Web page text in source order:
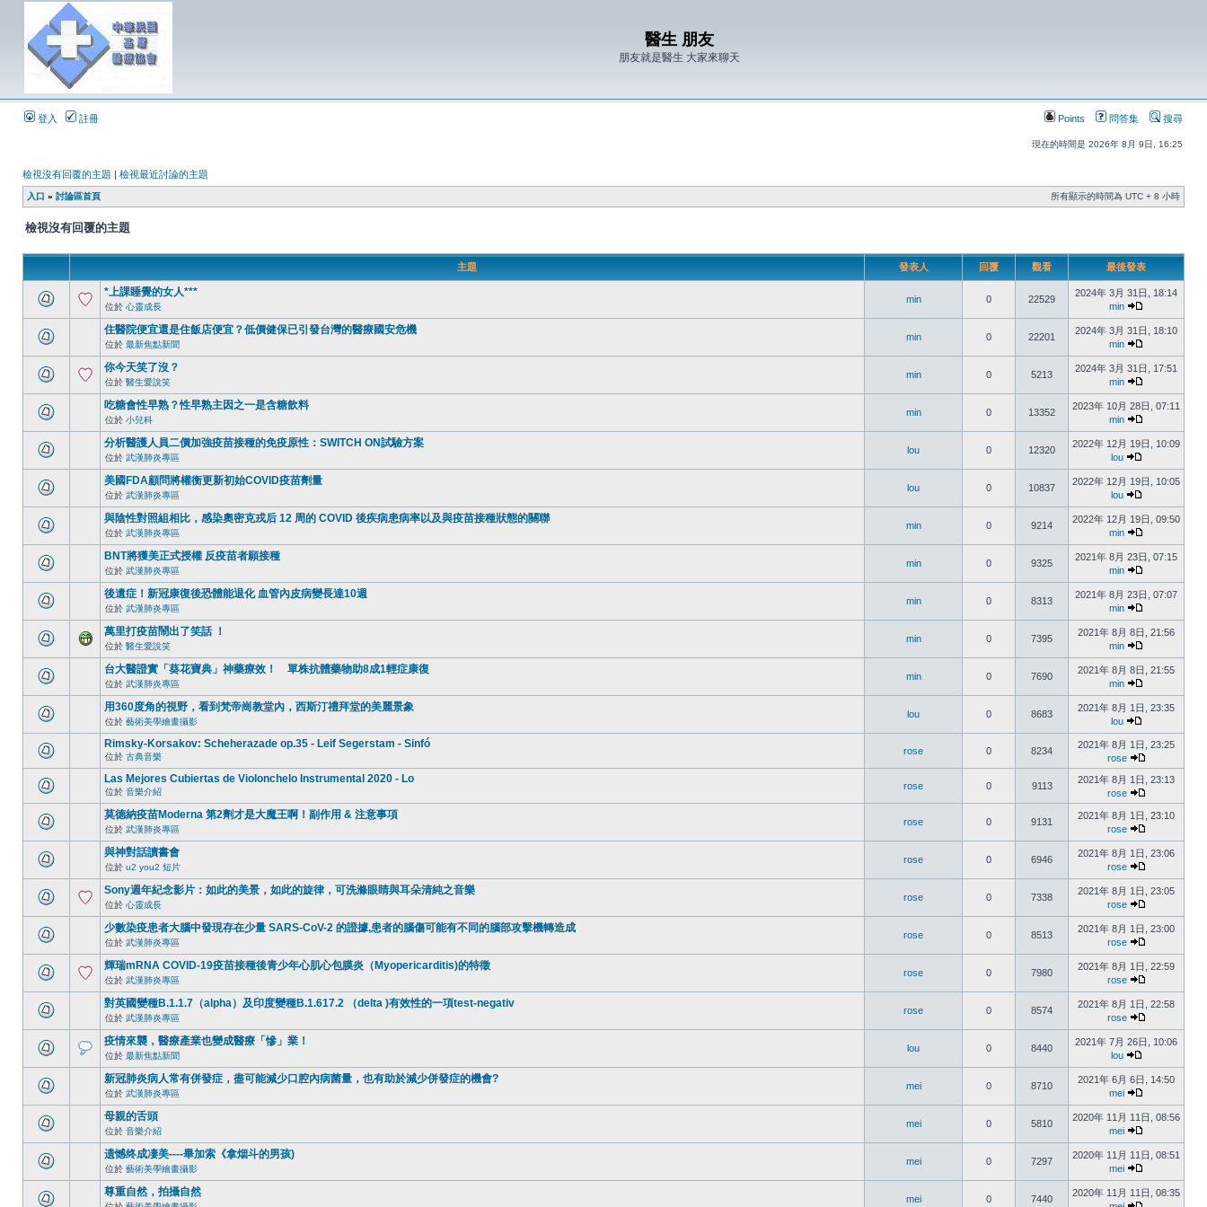
醫生 朋友
朋友就是醫生 大家來聊天
登入 註冊 Points 問答集 搜尋
現在的時間是 2026年 8月 9日, 16:25
檢視沒有回覆的主題 | 檢視最近討論的主題
入口 » 討論區首頁 所有顯示的時間為 UTC + 8 小時
檢視沒有回覆的主題
主題 發表人 回覆 觀看 最後發表
*上課睡覺的女人***
位於 心靈成長
min 0 22529
2024年 3月 31日, 18:14
min
住醫院便宜還是住飯店便宜？低價健保已引發台灣的醫療國安危機
位於 最新焦點新聞
min 0 22201
2024年 3月 31日, 18:10
min
你今天笑了沒？
位於 醫生愛說笑
min 0 5213
2024年 3月 31日, 17:51
min
吃糖會性早熟？性早熟主因之一是含糖飲料
位於 小兒科
min 0 13352
2023年 10月 28日, 07:11
min
分析醫護人員二價加強疫苗接種的免疫原性：SWITCH ON試驗方案
位於 武漢肺炎專區
lou 0 12320
2022年 12月 19日, 10:09
lou
美國FDA顧問將權衡更新初始COVID疫苗劑量
位於 武漢肺炎專區
lou 0 10837
2022年 12月 19日, 10:05
lou
與陰性對照組相比，感染奧密克戎后 12 周的 COVID 後疾病患病率以及與疫苗接種狀態的關聯
位於 武漢肺炎專區
min 0 9214
2022年 12月 19日, 09:50
min
BNT將獲美正式授權 反疫苗者願接種
位於 武漢肺炎專區
min 0 9325
2021年 8月 23日, 07:15
min
後遺症！新冠康復後恐體能退化 血管內皮病變長達10週
位於 武漢肺炎專區
min 0 8313
2021年 8月 23日, 07:07
min
萬里打疫苗鬧出了笑話 ！
位於 醫生愛說笑
min 0 7395
2021年 8月 8日, 21:56
min
台大醫證實「葵花寶典」神藥療效！ 單株抗體藥物助8成1輕症康復
位於 武漢肺炎專區
min 0 7690
2021年 8月 8日, 21:55
min
用360度角的視野，看到梵帝崗教堂內，西斯汀禮拜堂的美麗景象
位於 藝術美學繪畫攝影
lou 0 8683
2021年 8月 1日, 23:35
lou
Rimsky-Korsakov: Scheherazade op.35 - Leif Segerstam - Sinfó
位於 古典音樂
rose 0 8234
2021年 8月 1日, 23:25
rose
Las Mejores Cubiertas de Violonchelo Instrumental 2020 - Lo
位於 音樂介紹
rose 0 9113
2021年 8月 1日, 23:13
rose
莫德納疫苗Moderna 第2劑才是大魔王啊！副作用 & 注意事項
位於 武漢肺炎專區
rose 0 9131
2021年 8月 1日, 23:10
rose
與神對話讀書會
位於 u2 you2 短片
rose 0 6946
2021年 8月 1日, 23:06
rose
Sony週年紀念影片：如此的美景，如此的旋律，可洗滌眼睛與耳朵清純之音樂
位於 心靈成長
rose 0 7338
2021年 8月 1日, 23:05
rose
少數染疫患者大腦中發現存在少量 SARS-CoV-2 的證據,患者的腦傷可能有不同的腦部攻擊機轉造成
位於 武漢肺炎專區
rose 0 8513
2021年 8月 1日, 23:00
rose
輝瑞mRNA COVID-19疫苗接種後青少年心肌心包膜炎（Myopericarditis)的特徵
位於 武漢肺炎專區
rose 0 7980
2021年 8月 1日, 22:59
rose
對英國變種B.1.1.7（alpha）及印度變種B.1.617.2 （delta )有效性的一項test-negativ
位於 武漢肺炎專區
rose 0 8574
2021年 8月 1日, 22:58
rose
疫情來襲，醫療產業也變成醫療「慘」業！
位於 最新焦點新聞
lou 0 8440
2021年 7月 26日, 10:06
lou
新冠肺炎病人常有併發症，盡可能減少口腔內病菌量，也有助於減少併發症的機會?
位於 武漢肺炎專區
mei 0 8710
2021年 6月 6日, 14:50
mei
母親的舌頭
位於 音樂介紹
mei 0 5810
2020年 11月 11日, 08:56
mei
遗憾终成凄美----畢加索《拿烟斗的男孩)
位於 藝術美學繪畫攝影
mei 0 7297
2020年 11月 11日, 08:51
mei
尊重自然，拍攝自然
mei 0 7440
2020年 11月 11日, 08:35